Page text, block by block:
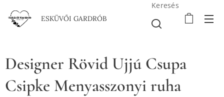
ESKÜVŐI GARDRÓB
Keresés
Designer Rövid Ujjú Csupa
Csipke Menyasszonyi ruha